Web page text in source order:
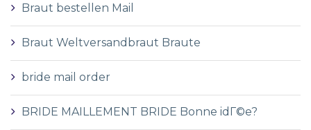
Braut bestellen Mail
Braut Weltversandbraut Braute
bride mail order
BRIDE MAILLEMENT BRIDE Bonne idГ©e?